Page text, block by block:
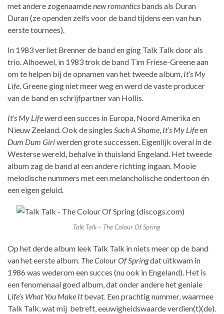
met andere zogenaamdenew romantics bands als Duran
Duran (ze openden zelfs voor de band tijdens een van hun
eerste tournees).
In 1983 verliet Brenner de band en ging Talk Talk door als
trio. Alhoewel, in 1983 trok de band Tim Friese-Greene aan
om te helpen bij de opnamen van het tweede album, It’s My
Life . Greene ging niet meer weg en werd de vaste producer
van de band en schrijfpartner van Hollis.
It’s My Lifewerd een succes in Europa, Noord Amerika en
Nieuw Zeeland. Ook de singles Such A Shame It’s My Lifeen
Dum Dum Girlwerden grote successen. Eigenlijk overal in de
Westerse wereld, behalve in thuisland Engeland. Het tweede
album zag de band al een andere richting ingaan. Mooie
melodische nummers met een melancholische ondertoon én
een eigen geluid.
Talk Talk – The Colour Of Spring
Op het derde album leek Talk Talk in niets meer op de band
van het eerste album. The Colour Of Springdat uitkwam in
1986 was wederom een succes (nu ook in Engeland). Het is
een fenomenaal goed album, dat onder andere het geniale
Life’s What You Make Itbevat. Een prachtig nummer, waarmee
Talk Talk, wat mij betreft, eeuwigheidswaarde verdien(t)(de).